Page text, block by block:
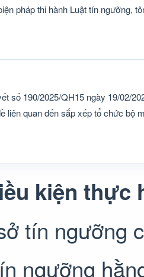
pháp thi hành Luật tín ngưỡng,
số 190/2025/QH15 ngày 19/02/
liên quan đến sắp xếp tổ chức bộ
kiện thực
tín ngưỡng
ngưỡng